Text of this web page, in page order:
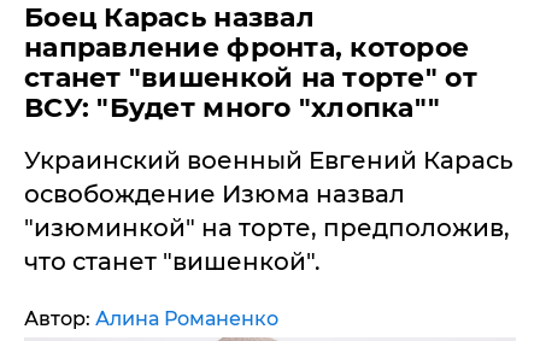
Боец Карась назвал
направление фронта, которое
станет "вишенкой на торте" от
ВСУ: "Будет много "хлопка""
Украинский военный Евгений Карась
освобождение Изюма назвал
"изюминкой" на торте, предположив,
что станет "вишенкой".
Автор: Алина Романенко